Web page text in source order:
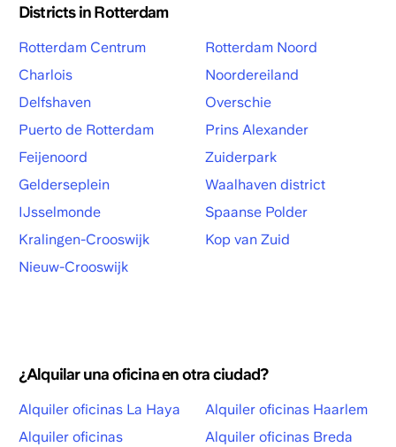
Districts in Rotterdam
Rotterdam Centrum
Charlois
Delfshaven
Puerto de Rotterdam
Feijenoord
Gelderseplein
IJsselmonde
Kralingen-Crooswijk
Nieuw-Crooswijk
Rotterdam Noord
Noordereiland
Overschie
Prins Alexander
Zuiderpark
Waalhaven district
Spaanse Polder
Kop van Zuid
¿Alquilar una oficina en otra ciudad?
Alquiler oficinas La Haya
Alquiler oficinas
Alquiler oficinas Haarlem
Alquiler oficinas Breda